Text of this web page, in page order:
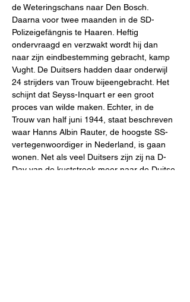
de Weteringschans naar Den Bosch.
Daarna voor twee maanden in de SD-
Polizeigefängnis te Haaren. Heftig
ondervraagd en verzwakt wordt hij dan
naar zijn eindbestemming gebracht, kamp
Vught. De Duitsers hadden daar onderwijl
24 strijders van Trouw bijeengebracht. Het
schijnt dat Seyss-Inquart er een groot
proces van wilde maken. Echter, in de
Trouw van half juni 1944, staat beschreven
waar Hanns Albin Rauter, de hoogste SS-
vertegenwoordiger in Nederland, is gaan
wonen. Net als veel Duitsers zijn zij na D-
Day van de kuststreek meer naar de Duitse